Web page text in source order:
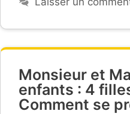
Monsieur et
enfants : 4
Comment se